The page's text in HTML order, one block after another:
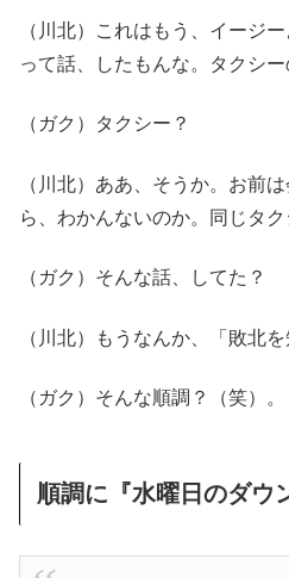
（川北）これはもう、イージ
って話、したもんな。タクシー
（ガク）タクシー？
（川北）ああ、そうか。お前
ら、わかんないのか。同じタク
（ガク）そんな話、してた？
（川北）もうなんか、「敗北
（ガク）そんな順調？（笑）。
順調に『水曜日のダウ